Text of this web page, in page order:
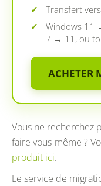
Transfert
Windows
7 → 11, ou
ACHETER
Vous ne recherchez
faire vous-même ?
produit ici.
Le service de